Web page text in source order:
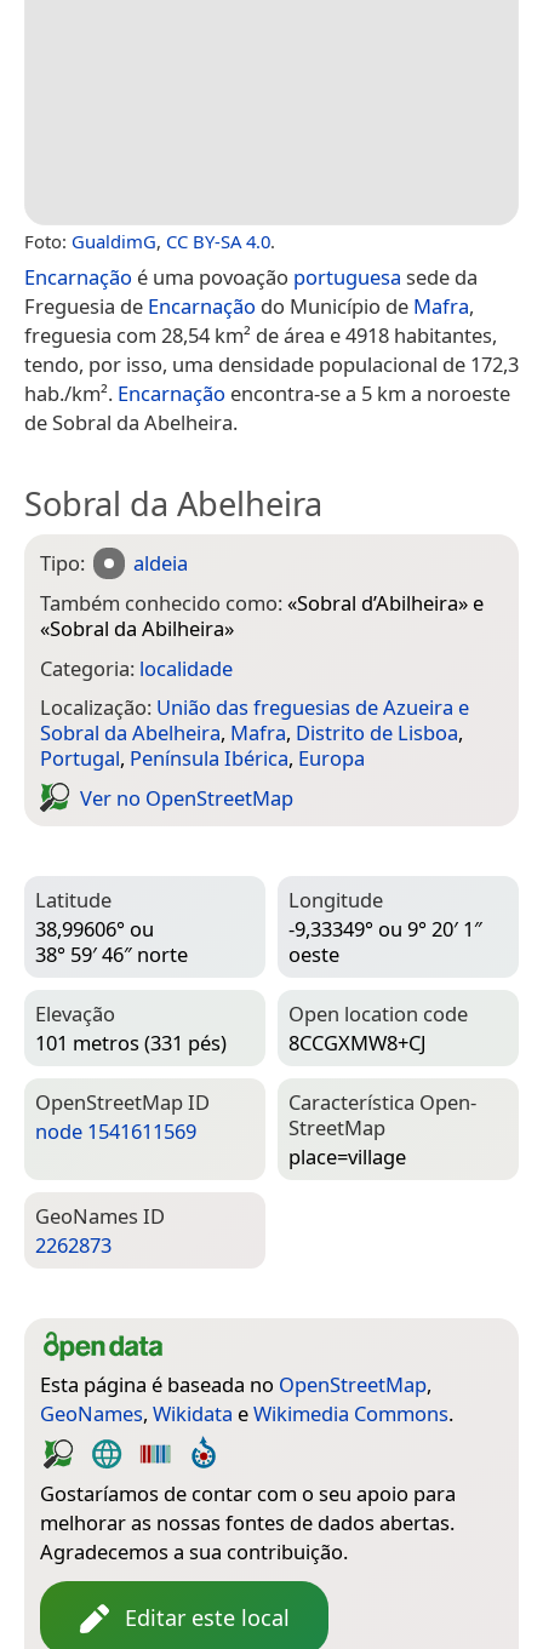
Foto: GualdimG, CC BY-SA 4.0.
Encarnação é uma povoação portuguesa sede da
Freguesia de Encarnação do Município de Mafra,
freguesia com 28,54 km² de área e 4918 habitantes,
tendo, por isso, uma densidade populacional de 172,3
hab./km². Encarnação encontra-se a 5 km a noroeste
de Sobral da Abelheira.
Sobral da Abelheira
Tipo:
aldeia
Também conhecido como:«Sobral d’Abilheira» e
«Sobral da Abilheira»
Categoria: localidade
Localização: União das freguesias de Azueira e
Sobral da Abelheira, Mafra, Distrito de Lisboa,
Portugal, Península Ibérica, Europa
Ver no Open­Street­Map
Latitude
38,99606° ou
38° 59′ 46″ norte
Longitude
-9,33349° ou 9° 20′ 1″
oeste
Elevação
101 metros (331 pés)
Open location code
8CCGXMW8+CJ
Open­Street­Map ID
node 1541611569
Característica Open­
Street­Map
place=­village
Geo­Names ID
2262873
Esta página é baseada no OpenStreetMap,
GeoNames, Wikidata eWikimedia Commons.
Gostaríamos de contar com o seu apoio para
melhorar as nossas fontes de dados abertas.
Agradecemos a sua contribuição.
Editar este local